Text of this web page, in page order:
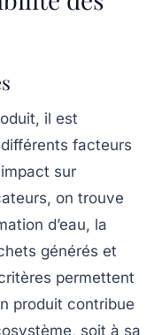
il est
facteurs
sur
on trouve
d’eau, la
générés et
permettent
produit contribue
soit à sa